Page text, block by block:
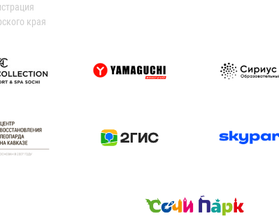
края